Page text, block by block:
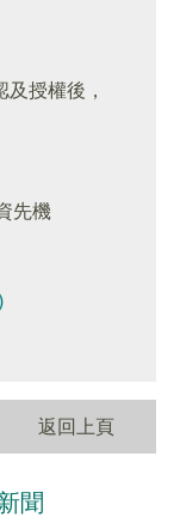
及授權後，
先機
返回上頁
聞